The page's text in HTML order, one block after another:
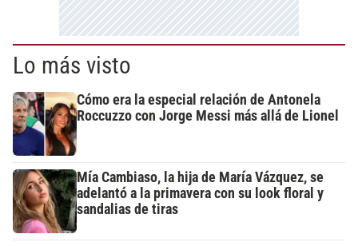
Lo más visto
Cómo era la especial relación de Antonela
Roccuzzo con Jorge Messi más allá de Lionel
Mía Cambiaso, la hija de María Vázquez, se
adelantó a la primavera con su look floral y
sandalias de tiras